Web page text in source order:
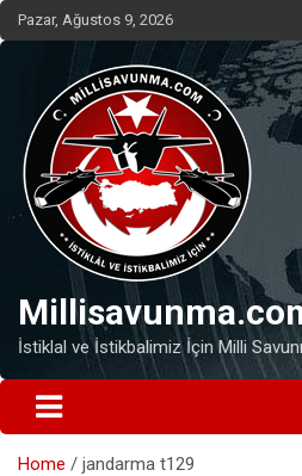
Skip
to
Pazar, Ağustos 9, 2026
İstiklal ve İstikbalimiz İçin Milli
Home jandarma t129